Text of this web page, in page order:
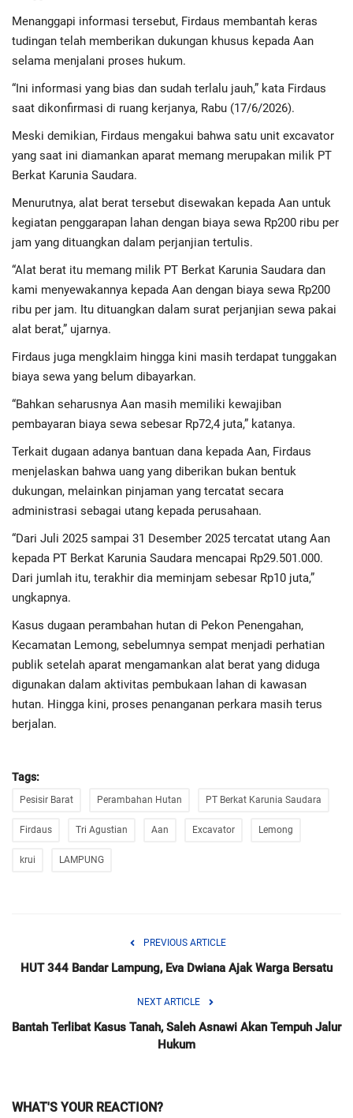
Menanggapi informasi tersebut, Firdaus membantah keras
tudingan telah memberikan dukungan khusus kepada Aan
selama menjalani proses hukum.
“Ini informasi yang bias dan sudah terlalu jauh,” kata Firdaus
saat dikonfirmasi di ruang kerjanya, Rabu (17/6/2026).
Meski demikian, Firdaus mengakui bahwa satu unit excavator
yang saat ini diamankan aparat memang merupakan milik PT
Berkat Karunia Saudara.
Menurutnya, alat berat tersebut disewakan kepada Aan untuk
kegiatan penggarapan lahan dengan biaya sewa Rp200 ribu per
jam yang dituangkan dalam perjanjian tertulis.
“Alat berat itu memang milik PT Berkat Karunia Saudara dan
kami menyewakannya kepada Aan dengan biaya sewa Rp200
ribu per jam. Itu dituangkan dalam surat perjanjian sewa pakai
alat berat,” ujarnya.
Firdaus juga mengklaim hingga kini masih terdapat tunggakan
biaya sewa yang belum dibayarkan.
“Bahkan seharusnya Aan masih memiliki kewajiban
pembayaran biaya sewa sebesar Rp72,4 juta,” katanya.
Terkait dugaan adanya bantuan dana kepada Aan, Firdaus
menjelaskan bahwa uang yang diberikan bukan bentuk
dukungan, melainkan pinjaman yang tercatat secara
administrasi sebagai utang kepada perusahaan.
“Dari Juli 2025 sampai 31 Desember 2025 tercatat utang Aan
kepada PT Berkat Karunia Saudara mencapai Rp29.501.000.
Dari jumlah itu, terakhir dia meminjam sebesar Rp10 juta,”
ungkapnya.
Kasus dugaan perambahan hutan di Pekon Penengahan,
Kecamatan Lemong, sebelumnya sempat menjadi perhatian
publik setelah aparat mengamankan alat berat yang diduga
digunakan dalam aktivitas pembukaan lahan di kawasan
hutan. Hingga kini, proses penanganan perkara masih terus
berjalan.
Tags:
Pesisir Barat Perambahan Hutan PT Berkat Karunia Saudara
Firdaus Tri Agustian Aan Excavator Lemong
krui LAMPUNG
PREVIOUS ARTICLE
HUT 344 Bandar Lampung, Eva Dwiana Ajak Warga Bersatu
NEXT ARTICLE
Bantah Terlibat Kasus Tanah, Saleh Asnawi Akan Tempuh Jalur
Hukum
WHAT'S YOUR REACTION?